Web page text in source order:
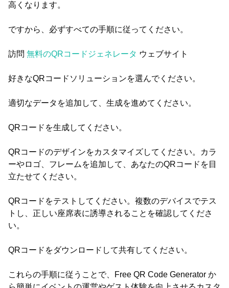
高くなります。
ですから、必ずすべての手順に従ってください。
訪問 無料のQRコードジェネレータ ウェブサイト
好きなQRコードソリューションを選んでください。
適切なデータを追加して、生成を進めてください。
QRコードを生成してください。
QRコードのデザインをカスタマイズしてください。カラ
ーやロゴ、フレームを追加して、あなたのQRコードを目
立たせてください。
QRコードをテストしてください。複数のデバイスでテス
トし、正しい座席表に誘導されることを確認してくださ
い。
QRコードをダウンロードして共有してください。
これらの手順に従うことで、Free QR Code Generator か